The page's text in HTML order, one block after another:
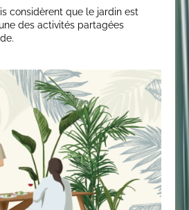
considèrent que le jardin est
des activités partagées